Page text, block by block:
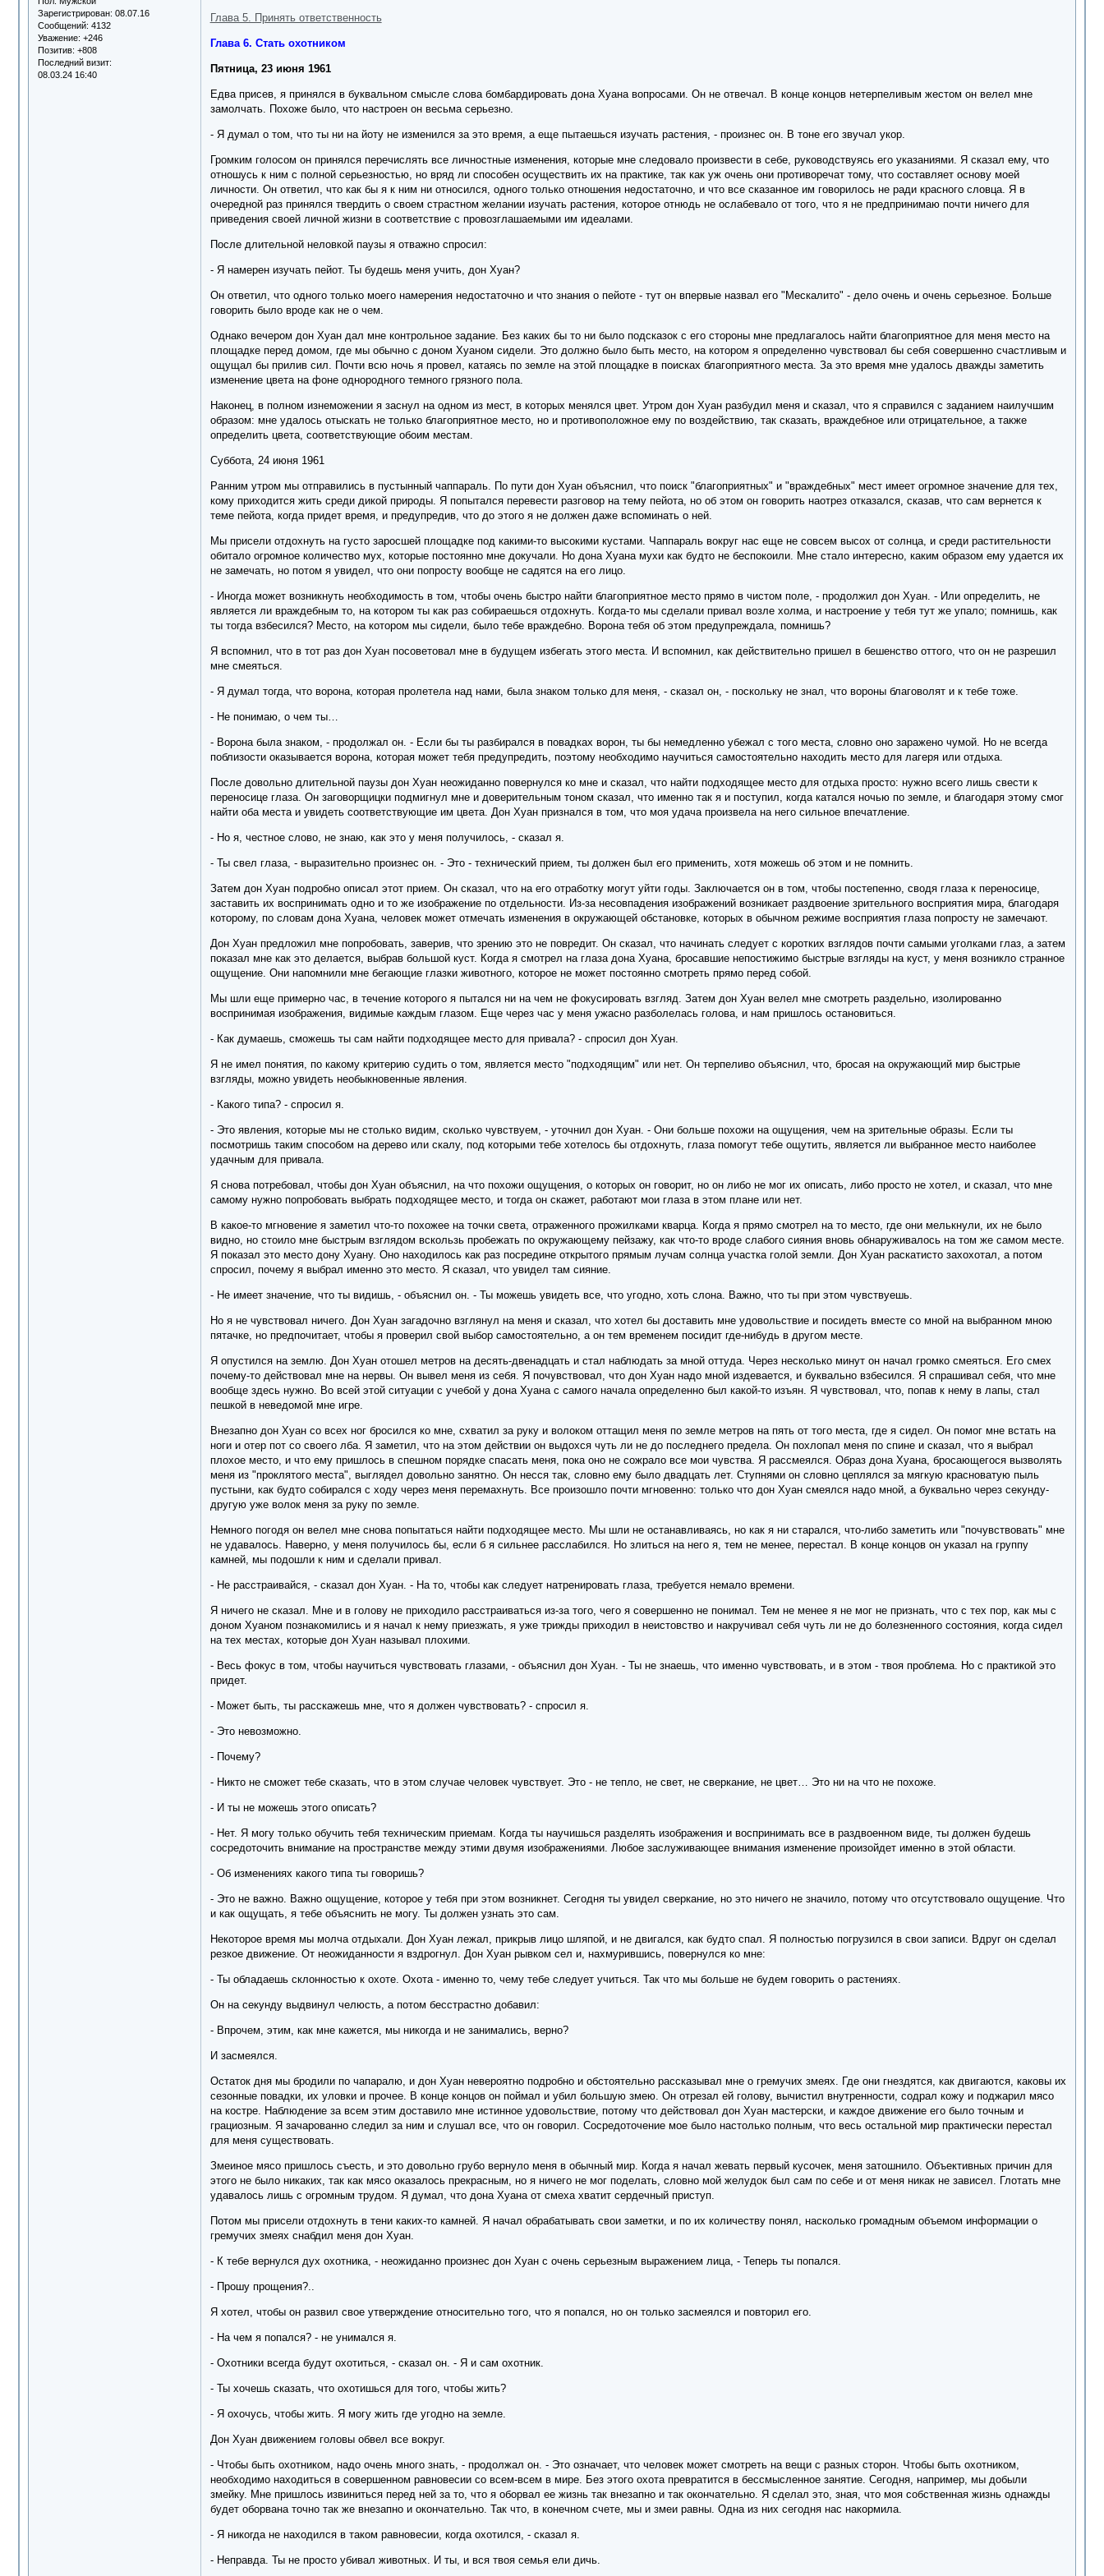
Зарегистрирован: 08.07.16
Сообщений: 4132
Уважение: +246
Позитив: +808
Последний визит:
08.03.24 16:40
Глава 5. Принять ответственность
Глава 6. Стать охотником
Пятница, 23 июня 1961
Едва присев, я принялся в буквальном смысле слова бомбардировать дона Хуана вопросами. Он не отвечал. В конце концов нетерпеливым жестом он велел мне
замолчать. Похоже было, что настроен он весьма серьезно.
- Я думал о том, что ты ни на йоту не изменился за это время, а еще пытаешься изучать растения, - произнес он. В тоне его звучал укор.
Громким голосом он принялся перечислять все личностные изменения, которые мне следовало произвести в себе, руководствуясь его указаниями. Я сказал ему, что
отношусь к ним с полной серьезностью, но вряд ли способен осуществить их на практике, так как уж очень они противоречат тому, что составляет основу моей
личности. Он ответил, что как бы я к ним ни относился, одного только отношения недостаточно, и что все сказанное им говорилось не ради красного словца. Я в
очередной раз принялся твердить о своем страстном желании изучать растения, которое отнюдь не ослабевало от того, что я не предпринимаю почти ничего для
приведения своей личной жизни в соответствие с провозглашаемыми им идеалами.
После длительной неловкой паузы я отважно спросил:
- Я намерен изучать пейот. Ты будешь меня учить, дон Хуан?
Он ответил, что одного только моего намерения недостаточно и что знания о пейоте - тут он впервые назвал его "Мескалито" - дело очень и очень серьезное. Больше
говорить было вроде как не о чем.
Однако вечером дон Хуан дал мне контрольное задание. Без каких бы то ни было подсказок с его стороны мне предлагалось найти благоприятное для меня место на
площадке перед домом, где мы обычно с доном Хуаном сидели. Это должно было быть место, на котором я определенно чувствовал бы себя совершенно счастливым и
ощущал бы прилив сил. Почти всю ночь я провел, катаясь по земле на этой площадке в поисках благоприятного места. За это время мне удалось дважды заметить
изменение цвета на фоне однородного темного грязного пола.
Наконец, в полном изнеможении я заснул на одном из мест, в которых менялся цвет. Утром дон Хуан разбудил меня и сказал, что я справился с заданием наилучшим
образом: мне удалось отыскать не только благоприятное место, но и противоположное ему по воздействию, так сказать, враждебное или отрицательное, а также
определить цвета, соответствующие обоим местам.
Суббота, 24 июня 1961
Ранним утром мы отправились в пустынный чаппараль. По пути дон Хуан объяснил, что поиск "благоприятных" и "враждебных" мест имеет огромное значение для тех,
кому приходится жить среди дикой природы. Я попытался перевести разговор на тему пейота, но об этом он говорить наотрез отказался, сказав, что сам вернется к
теме пейота, когда придет время, и предупредив, что до этого я не должен даже вспоминать о ней.
Мы присели отдохнуть на густо заросшей площадке под какими-то высокими кустами. Чаппараль вокруг нас еще не совсем высох от солнца, и среди растительности
обитало огромное количество мух, которые постоянно мне докучали. Но дона Хуана мухи как будто не беспокоили. Мне стало интересно, каким образом ему удается их
не замечать, но потом я увидел, что они попросту вообще не садятся на его лицо.
- Иногда может возникнуть необходимость в том, чтобы очень быстро найти благоприятное место прямо в чистом поле, - продолжил дон Хуан. - Или определить, не
является ли враждебным то, на котором ты как раз собираешься отдохнуть. Когда-то мы сделали привал возле холма, и настроение у тебя тут же упало; помнишь, как
ты тогда взбесился? Место, на котором мы сидели, было тебе враждебно. Ворона тебя об этом предупреждала, помнишь?
Я вспомнил, что в тот раз дон Хуан посоветовал мне в будущем избегать этого места. И вспомнил, как действительно пришел в бешенство оттого, что он не разрешил
мне смеяться.
- Я думал тогда, что ворона, которая пролетела над нами, была знаком только для меня, - сказал он, - поскольку не знал, что вороны благоволят и к тебе тоже.
- Не понимаю, о чем ты…
- Ворона была знаком, - продолжал он. - Если бы ты разбирался в повадках ворон, ты бы немедленно убежал с того места, словно оно заражено чумой. Но не всегда
поблизости оказывается ворона, которая может тебя предупредить, поэтому необходимо научиться самостоятельно находить место для лагеря или отдыха.
После довольно длительной паузы дон Хуан неожиданно повернулся ко мне и сказал, что найти подходящее место для отдыха просто: нужно всего лишь свести к
переносице глаза. Он заговорщицки подмигнул мне и доверительным тоном сказал, что именно так я и поступил, когда катался ночью по земле, и благодаря этому смог
найти оба места и увидеть соответствующие им цвета. Дон Хуан признался в том, что моя удача произвела на него сильное впечатление.
- Но я, честное слово, не знаю, как это у меня получилось, - сказал я.
- Ты свел глаза, - выразительно произнес он. - Это - технический прием, ты должен был его применить, хотя можешь об этом и не помнить.
Затем дон Хуан подробно описал этот прием. Он сказал, что на его отработку могут уйти годы. Заключается он в том, чтобы постепенно, сводя глаза к переносице,
заставить их воспринимать одно и то же изображение по отдельности. Из-за несовпадения изображений возникает раздвоение зрительного восприятия мира, благодаря
которому, по словам дона Хуана, человек может отмечать изменения в окружающей обстановке, которых в обычном режиме восприятия глаза попросту не замечают.
Дон Хуан предложил мне попробовать, заверив, что зрению это не повредит. Он сказал, что начинать следует с коротких взглядов почти самыми уголками глаз, а затем
показал мне как это делается, выбрав большой куст. Когда я смотрел на глаза дона Хуана, бросавшие непостижимо быстрые взгляды на куст, у меня возникло странное
ощущение. Они напомнили мне бегающие глазки животного, которое не может постоянно смотреть прямо перед собой.
Мы шли еще примерно час, в течение которого я пытался ни на чем не фокусировать взгляд. Затем дон Хуан велел мне смотреть раздельно, изолированно
воспринимая изображения, видимые каждым глазом. Еще через час у меня ужасно разболелась голова, и нам пришлось остановиться.
- Как думаешь, сможешь ты сам найти подходящее место для привала? - спросил дон Хуан.
Я не имел понятия, по какому критерию судить о том, является место "подходящим" или нет. Он терпеливо объяснил, что, бросая на окружающий мир быстрые
взгляды, можно увидеть необыкновенные явления.
- Какого типа? - спросил я.
- Это явления, которые мы не столько видим, сколько чувствуем, - уточнил дон Хуан. - Они больше похожи на ощущения, чем на зрительные образы. Если ты
посмотришь таким способом на дерево или скалу, под которыми тебе хотелось бы отдохнуть, глаза помогут тебе ощутить, является ли выбранное место наиболее
удачным для привала.
Я снова потребовал, чтобы дон Хуан объяснил, на что похожи ощущения, о которых он говорит, но он либо не мог их описать, либо просто не хотел, и сказал, что мне
самому нужно попробовать выбрать подходящее место, и тогда он скажет, работают мои глаза в этом плане или нет.
В какое-то мгновение я заметил что-то похожее на точки света, отраженного прожилками кварца. Когда я прямо смотрел на то место, где они мелькнули, их не было
видно, но стоило мне быстрым взглядом вскользь пробежать по окружающему пейзажу, как что-то вроде слабого сияния вновь обнаруживалось на том же самом месте.
Я показал это место дону Хуану. Оно находилось как раз посредине открытого прямым лучам солнца участка голой земли. Дон Хуан раскатисто захохотал, а потом
спросил, почему я выбрал именно это место. Я сказал, что увидел там сияние.
- Не имеет значение, что ты видишь, - объяснил он. - Ты можешь увидеть все, что угодно, хоть слона. Важно, что ты при этом чувствуешь.
Но я не чувствовал ничего. Дон Хуан загадочно взглянул на меня и сказал, что хотел бы доставить мне удовольствие и посидеть вместе со мной на выбранном мною
пятачке, но предпочитает, чтобы я проверил свой выбор самостоятельно, а он тем временем посидит где-нибудь в другом месте.
Я опустился на землю. Дон Хуан отошел метров на десять-двенадцать и стал наблюдать за мной оттуда. Через несколько минут он начал громко смеяться. Его смех
почему-то действовал мне на нервы. Он вывел меня из себя. Я почувствовал, что дон Хуан надо мной издевается, и буквально взбесился. Я спрашивал себя, что мне
вообще здесь нужно. Во всей этой ситуации с учебой у дона Хуана с самого начала определенно был какой-то изъян. Я чувствовал, что, попав к нему в лапы, стал
пешкой в неведомой мне игре.
Внезапно дон Хуан со всех ног бросился ко мне, схватил за руку и волоком оттащил меня по земле метров на пять от того места, где я сидел. Он помог мне встать на
ноги и отер пот со своего лба. Я заметил, что на этом действии он выдохся чуть ли не до последнего предела. Он похлопал меня по спине и сказал, что я выбрал
плохое место, и что ему пришлось в спешном порядке спасать меня, пока оно не сожрало все мои чувства. Я рассмеялся. Образ дона Хуана, бросающегося вызволять
меня из "проклятого места", выглядел довольно занятно. Он несся так, словно ему было двадцать лет. Ступнями он словно цеплялся за мягкую красноватую пыль
пустыни, как будто собирался с ходу через меня перемахнуть. Все произошло почти мгновенно: только что дон Хуан смеялся надо мной, а буквально через секунду-
другую уже волок меня за руку по земле.
Немного погодя он велел мне снова попытаться найти подходящее место. Мы шли не останавливаясь, но как я ни старался, что-либо заметить или "почувствовать" мне
не удавалось. Наверно, у меня получилось бы, если б я сильнее расслабился. Но злиться на него я, тем не менее, перестал. В конце концов он указал на группу
камней, мы подошли к ним и сделали привал.
- Не расстраивайся, - сказал дон Хуан. - На то, чтобы как следует натренировать глаза, требуется немало времени.
Я ничего не сказал. Мне и в голову не приходило расстраиваться из-за того, чего я совершенно не понимал. Тем не менее я не мог не признать, что с тех пор, как мы с
доном Хуаном познакомились и я начал к нему приезжать, я уже трижды приходил в неистовство и накручивал себя чуть ли не до болезненного состояния, когда сидел
на тех местах, которые дон Хуан называл плохими.
- Весь фокус в том, чтобы научиться чувствовать глазами, - объяснил дон Хуан. - Ты не знаешь, что именно чувствовать, и в этом - твоя проблема. Но с практикой это
придет.
- Может быть, ты расскажешь мне, что я должен чувствовать? - спросил я.
- Это невозможно.
- Почему?
- Никто не сможет тебе сказать, что в этом случае человек чувствует. Это - не тепло, не свет, не сверкание, не цвет… Это ни на что не похоже.
- И ты не можешь этого описать?
- Нет. Я могу только обучить тебя техническим приемам. Когда ты научишься разделять изображения и воспринимать все в раздвоенном виде, ты должен будешь
сосредоточить внимание на пространстве между этими двумя изображениями. Любое заслуживающее внимания изменение произойдет именно в этой области.
- Об изменениях какого типа ты говоришь?
- Это не важно. Важно ощущение, которое у тебя при этом возникнет. Сегодня ты увидел сверкание, но это ничего не значило, потому что отсутствовало ощущение. Что
и как ощущать, я тебе объяснить не могу. Ты должен узнать это сам.
Некоторое время мы молча отдыхали. Дон Хуан лежал, прикрыв лицо шляпой, и не двигался, как будто спал. Я полностью погрузился в свои записи. Вдруг он сделал
резкое движение. От неожиданности я вздрогнул. Дон Хуан рывком сел и, нахмурившись, повернулся ко мне:
- Ты обладаешь склонностью к охоте. Охота - именно то, чему тебе следует учиться. Так что мы больше не будем говорить о растениях.
Он на секунду выдвинул челюсть, а потом бесстрастно добавил:
- Впрочем, этим, как мне кажется, мы никогда и не занимались, верно?
И засмеялся.
Остаток дня мы бродили по чапаралю, и дон Хуан невероятно подробно и обстоятельно рассказывал мне о гремучих змеях. Где они гнездятся, как двигаются, каковы их
сезонные повадки, их уловки и прочее. В конце концов он поймал и убил большую змею. Он отрезал ей голову, вычистил внутренности, содрал кожу и поджарил мясо
на костре. Наблюдение за всем этим доставило мне истинное удовольствие, потому что действовал дон Хуан мастерски, и каждое движение его было точным и
грациозным. Я зачарованно следил за ним и слушал все, что он говорил. Сосредоточение мое было настолько полным, что весь остальной мир практически перестал
для меня существовать.
Змеиное мясо пришлось съесть, и это довольно грубо вернуло меня в обычный мир. Когда я начал жевать первый кусочек, меня затошнило. Объективных причин для
этого не было никаких, так как мясо оказалось прекрасным, но я ничего не мог поделать, словно мой желудок был сам по себе и от меня никак не зависел. Глотать мне
удавалось лишь с огромным трудом. Я думал, что дона Хуана от смеха хватит сердечный приступ.
Потом мы присели отдохнуть в тени каких-то камней. Я начал обрабатывать свои заметки, и по их количеству понял, насколько громадным объемом информации о
гремучих змеях снабдил меня дон Хуан.
- К тебе вернулся дух охотника, - неожиданно произнес дон Хуан с очень серьезным выражением лица, - Теперь ты попался.
- Прошу прощения?..
Я хотел, чтобы он развил свое утверждение относительно того, что я попался, но он только засмеялся и повторил его.
- На чем я попался? - не унимался я.
- Охотники всегда будут охотиться, - сказал он. - Я и сам охотник.
- Ты хочешь сказать, что охотишься для того, чтобы жить?
- Я охочусь, чтобы жить. Я могу жить где угодно на земле.
Дон Хуан движением головы обвел все вокруг.
- Чтобы быть охотником, надо очень много знать, - продолжал он. - Это означает, что человек может смотреть на вещи с разных сторон. Чтобы быть охотником,
необходимо находиться в совершенном равновесии со всем-всем в мире. Без этого охота превратится в бессмысленное занятие. Сегодня, например, мы добыли
змейку. Мне пришлось извиниться перед ней за то, что я оборвал ее жизнь так внезапно и так окончательно. Я сделал это, зная, что моя собственная жизнь однажды
будет оборвана точно так же внезапно и окончательно. Так что, в конечном счете, мы и змеи равны. Одна из них сегодня нас накормила.
- Я никогда не находился в таком равновесии, когда охотился, - сказал я.
- Неправда. Ты не просто убивал животных. И ты, и вся твоя семья ели дичь.